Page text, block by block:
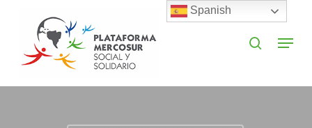
content
Menu
Close
Spanish